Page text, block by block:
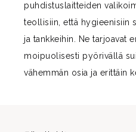
puhdistuslaitteiden
teollisiin, että hygieenisiin
ja tankkeihin. Ne tarjoavat
moipuolisesti pyörivällä
vähemmän osia ja erittäin